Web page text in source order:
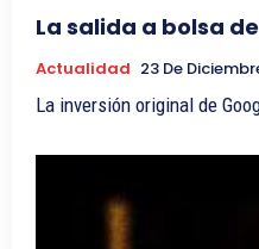
La salida a bolsa
Actualidad 23 De
La inversión original de